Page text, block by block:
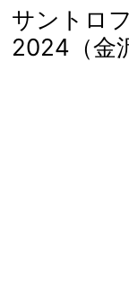
サントロ
2024（金